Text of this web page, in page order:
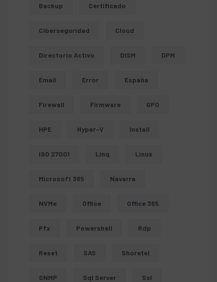
Backup Certificado
Ciberseguridad Cloud
Directorio Activo DISM DPM
Email Error España
Firewall Firmware GPO
HPE Hyper-V Install
ISO 27001 Linq Linux
Microsoft 365 Navarra
NVMe Office Office 365
Pfx Powershell Rdp
Reset SAS Shoretel
SNMP Sql Server Ssl